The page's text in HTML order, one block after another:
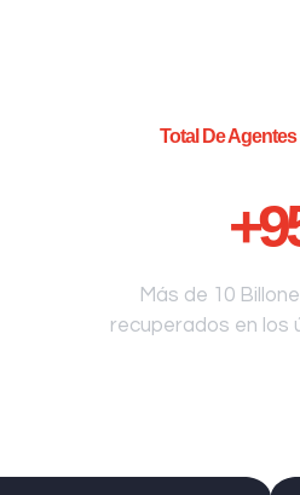
Total De
+
Más de 10
recuperados en los